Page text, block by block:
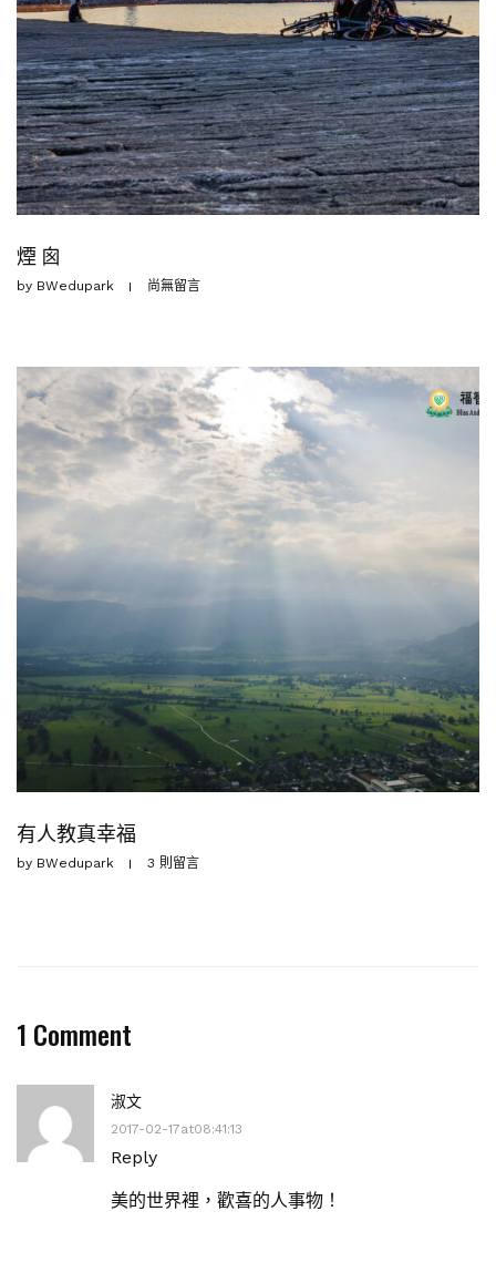
煙 囪
by BWedupark 尚無留言
有人教真幸福
by BWedupark 3 則留言
1 Comment
淑文
2017-02-17at08:41:13
Reply
美的世界裡，歡喜的人事物！